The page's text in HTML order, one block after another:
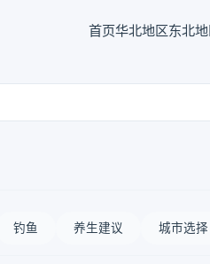
首页华北地区东北
钓鱼 养生建议 城市选择